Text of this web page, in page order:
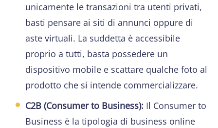
unicamente le transazioni tra utenti privati,
basti pensare ai siti di annunci oppure di
aste virtuali. La suddetta è accessibile
proprio a tutti, basta possedere un
dispositivo mobile e scattare qualche foto al
prodotto che si intende commercializzare.
C2B (Consumer to Business): Il Consumer to
Business è la tipologia di business online